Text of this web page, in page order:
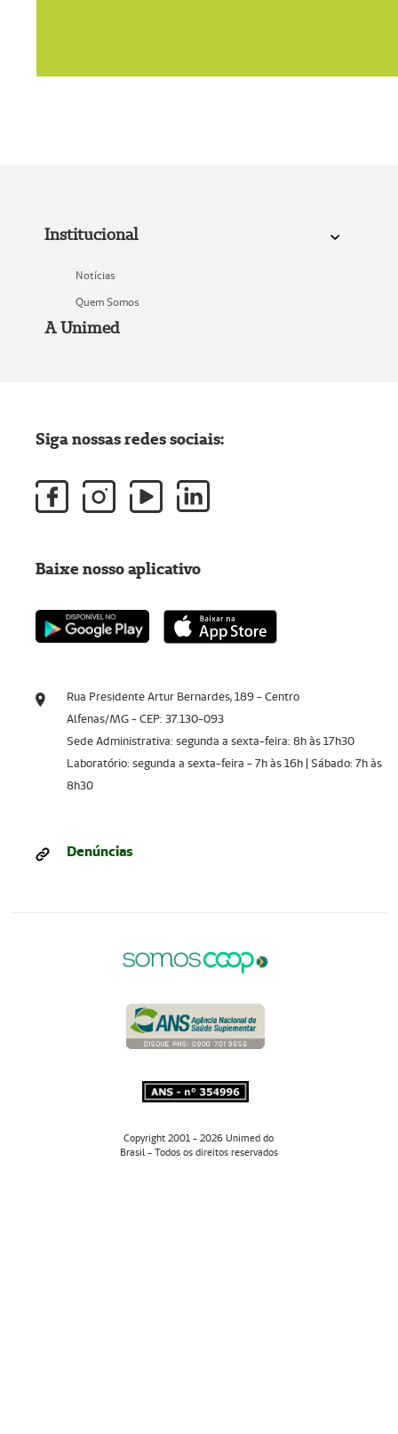
Institucional
Notícias
Quem Somos
A Unimed
Rua Presidente Artur Bernardes, 189 - Centro
Alfenas/MG - CEP: 37.130-093
Sede Administrativa: segunda a sexta-feira: 8h às 17h30
Laboratório: segunda a sexta-feira - 7h às 16h | Sábado: 7h às
8h30
Denúncias
Siga nossas redes sociais:
Baixe nosso aplicativo
Copyright 2001 - 2026 Unimed do
Brasil - Todos os direitos reservados